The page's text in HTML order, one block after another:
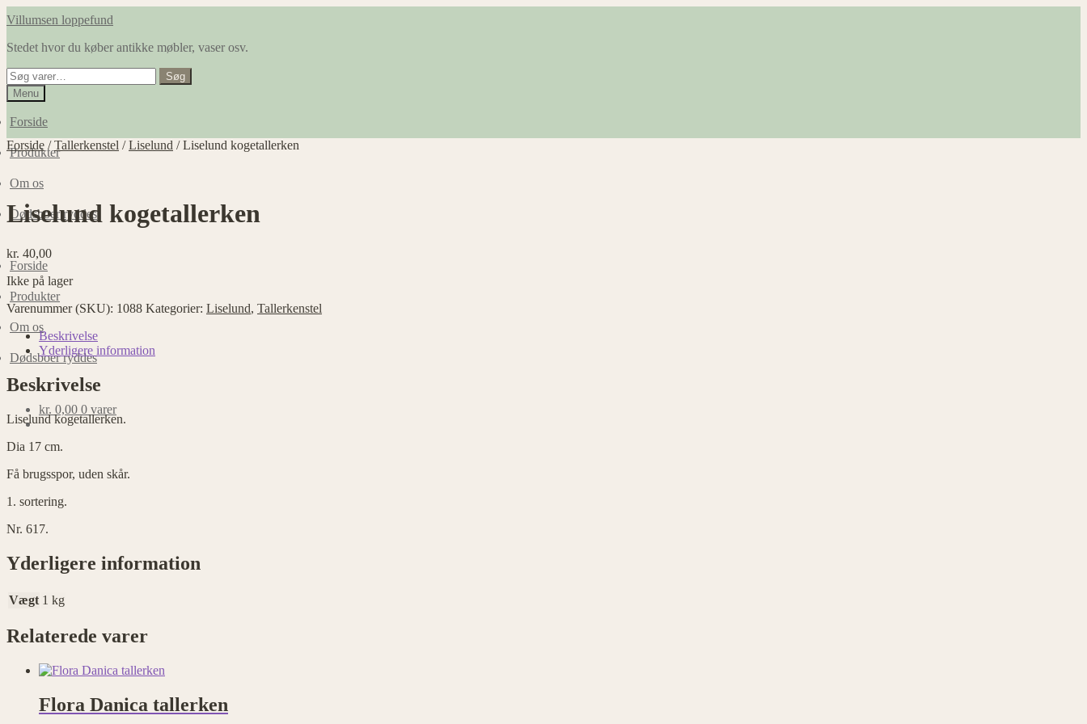
Spring
navigation
Spring
indhold
Villumsen loppefund
Stedet hvor du køber antikke møbler, vaser osv.
Søg
efter:
Søg
Menu
Forside
Produkter
Om os
Dødsboer ryddes
Forside
Produkter
Om os
Dødsboer ryddes
kr. 0,00 0 varer
Forside /Tallerkenstel /Liselund /Liselund kogetallerken
Liselund kogetallerken
kr. 40,00
Ikke på lager
Varenummer (SKU): 1088 Kategorier: Liselund, Tallerkenstel
Beskrivelse
Yderligere information
Beskrivelse
Liselund kogetallerken.
Dia 17 cm.
Få brugsspor, uden skår.
1. sortering.
Nr. 617.
Yderligere information
Vægt 1 kg
Relaterede varer
Flora Danica tallerken